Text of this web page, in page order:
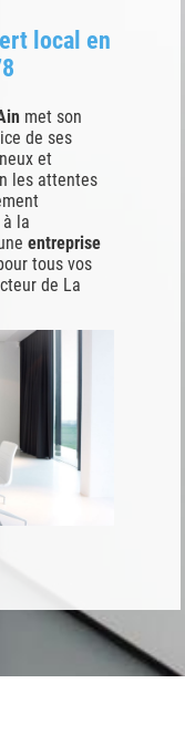
local en
met son
de ses
et
les attentes
la
entreprise
tous vos
de La